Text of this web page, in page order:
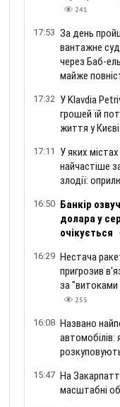
241
17:53 За день
вантажне
через Баб-
майже
17:32 У Klavdia
грошей їй
життя у Києві
17:11
У яких
найчастіше
злодії:
16:50 Банкір
долара у
очікується
16:29 Нестача
пригрозив
за "витоками
255
16:08 Названо
автомобілів:
15:47 На
масштабні